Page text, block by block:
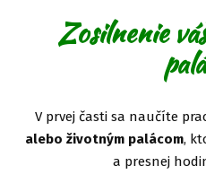
Zosilnenie
V prvej časti sa naučíte
alebo životným palácom,
a presnej